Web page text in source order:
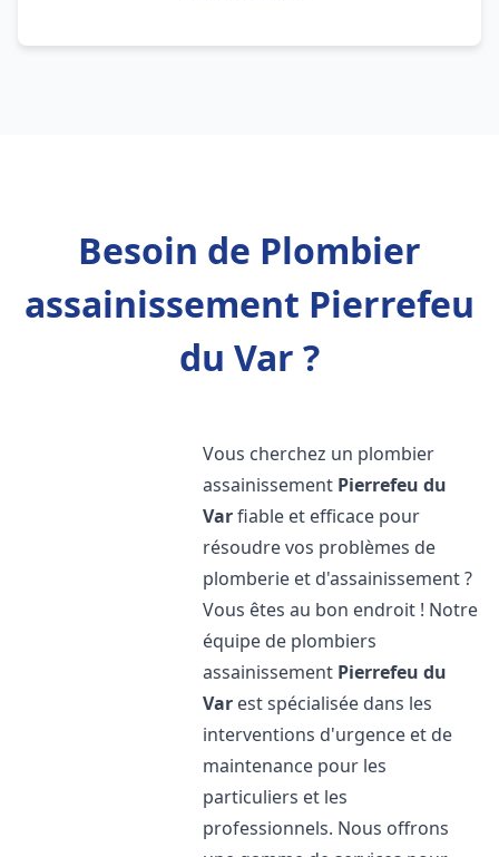
Besoin de Plombier
assainissement Pierrefeu
du Var ?
Vous cherchez un plombier
assainissement Pierrefeu du
Varfiable et efficace pour
résoudre vos problèmes de
plomberie et d'assainissement ?
Vous êtes au bon endroit ! Notre
équipe de plombiers
assainissement Pierrefeu du
Var est spécialisée dans les
interventions d'urgence et de
maintenance pour les
particuliers et les
professionnels. Nous offrons